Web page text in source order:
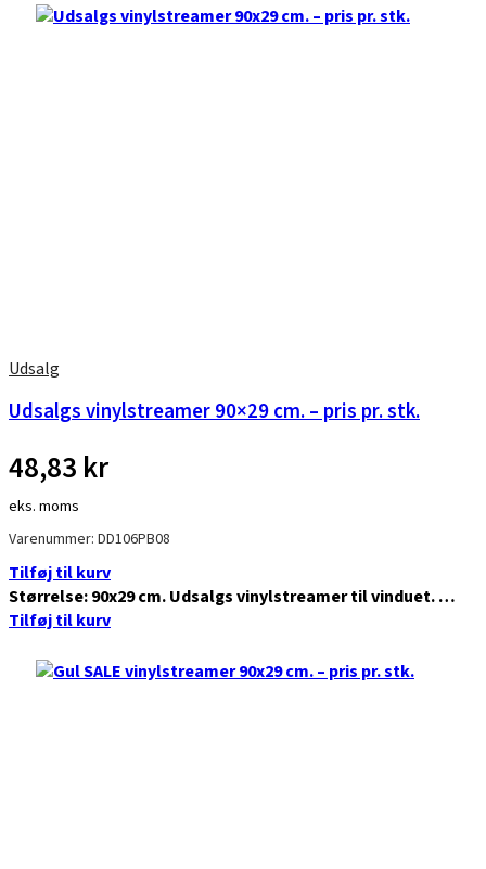
Udsalg
Udsalgs vinylstreamer 90×29 cm. – pris pr. stk.
48,83 kr
eks. moms
Varenummer: DD106PB08
Tilføj til kurv
Størrelse: 90x29 cm. Udsalgs vinylstreamer til vinduet. …
Tilføj til kurv